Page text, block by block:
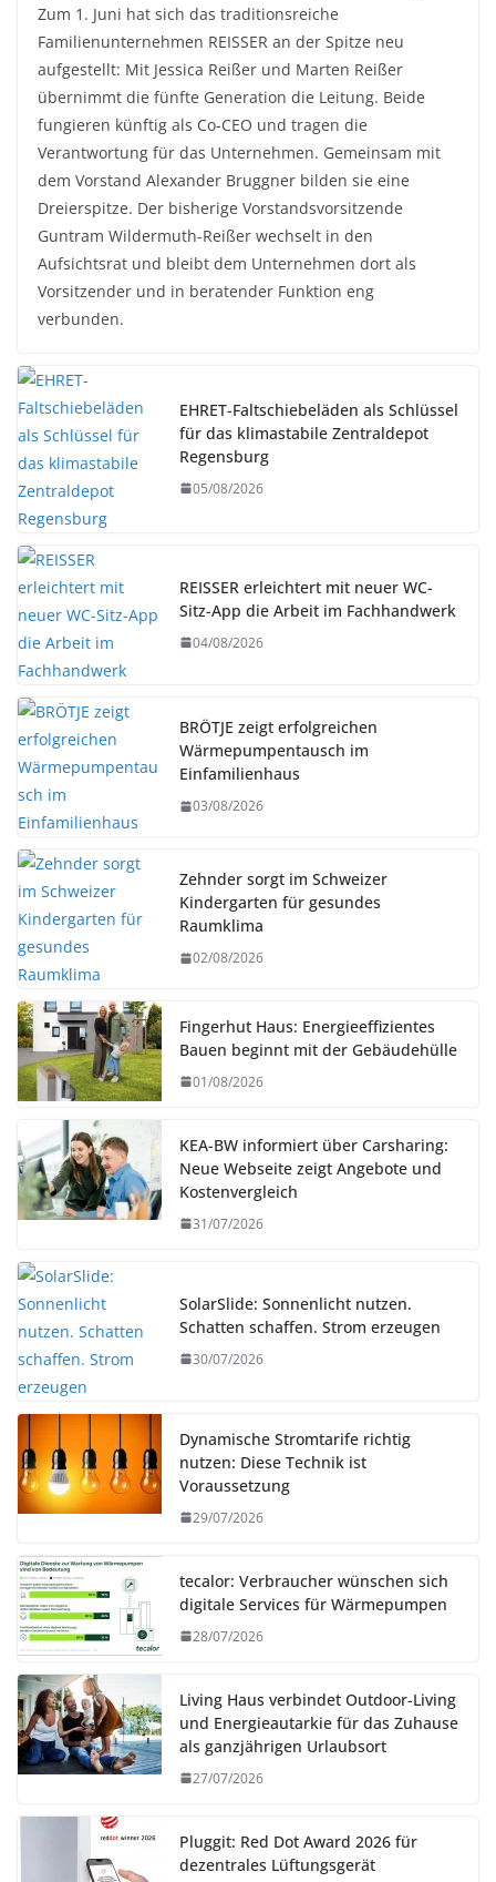
Zum 1. Juni hat sich das traditionsreiche
Familienunternehmen REISSER an der Spitze neu
aufgestellt: Mit Jessica Reißer und Marten Reißer
übernimmt die fünfte Generation die Leitung. Beide
fungieren künftig als Co-CEO und tragen die
Verantwortung für das Unternehmen. Gemeinsam mit
dem Vorstand Alexander Bruggner bilden sie eine
Dreierspitze. Der bisherige Vorstandsvorsitzende
Guntram Wildermuth-Reißer wechselt in den
Aufsichtsrat und bleibt dem Unternehmen dort als
Vorsitzender und in beratender Funktion eng
verbunden.
EHRET-Faltschiebeläden als Schlüssel
für das klimastabile Zentraldepot
Regensburg
05/08/2026
REISSER erleichtert mit neuer WC-
Sitz-App die Arbeit im Fachhandwerk
04/08/2026
BRÖTJE zeigt erfolgreichen
Wärmepumpentausch im
Einfamilienhaus
03/08/2026
Zehnder sorgt im Schweizer
Kindergarten für gesundes
Raumklima
02/08/2026
Fingerhut Haus: Energieeffizientes
Bauen beginnt mit der Gebäudehülle
01/08/2026
KEA-BW informiert über Carsharing:
Neue Webseite zeigt Angebote und
Kostenvergleich
31/07/2026
SolarSlide: Sonnenlicht nutzen.
Schatten schaffen. Strom erzeugen
30/07/2026
Dynamische Stromtarife richtig
nutzen: Diese Technik ist
Voraussetzung
29/07/2026
tecalor: Verbraucher wünschen sich
digitale Services für Wärmepumpen
28/07/2026
Living Haus verbindet Outdoor-Living
und Energieautarkie für das Zuhause
als ganzjährigen Urlaubsort
27/07/2026
Pluggit: Red Dot Award 2026 für
dezentrales Lüftungsgerät